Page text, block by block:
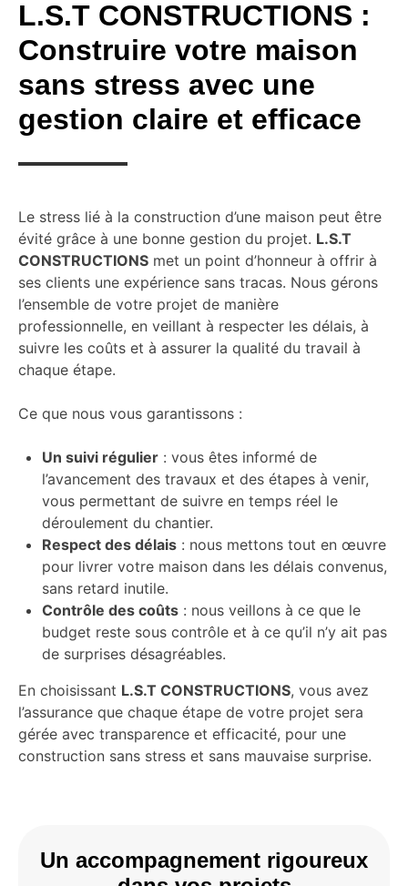
L.S.T CONSTRUCTIONS :
Construire votre maison
sans stress avec une
gestion claire et efficace
Le stress lié à la construction d’une maison peut être
évité grâce à une bonne gestion du projet. L.S.T
CONSTRUCTIONS met un point d’honneur à offrir à
ses clients une expérience sans tracas. Nous gérons
l’ensemble de votre projet de manière
professionnelle, en veillant à respecter les délais, à
suivre les coûts et à assurer la qualité du travail à
chaque étape.
Ce que nous vous garantissons :
Un suivi régulier : vous êtes informé de
l’avancement des travaux et des étapes à venir,
vous permettant de suivre en temps réel le
déroulement du chantier.
Respect des délais : nous mettons tout en œuvre
pour livrer votre maison dans les délais convenus,
sans retard inutile.
Contrôle des coûts : nous veillons à ce que le
budget reste sous contrôle et à ce qu’il n’y ait pas
de surprises désagréables.
En choisissant L.S.T CONSTRUCTIONS, vous avez
l’assurance que chaque étape de votre projet sera
gérée avec transparence et efficacité, pour une
construction sans stress et sans mauvaise surprise.
Un accompagnement rigoureux